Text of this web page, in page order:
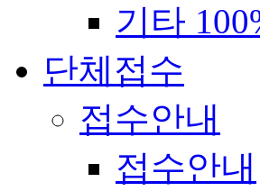
기타
단체접수
접수안내
접수안내